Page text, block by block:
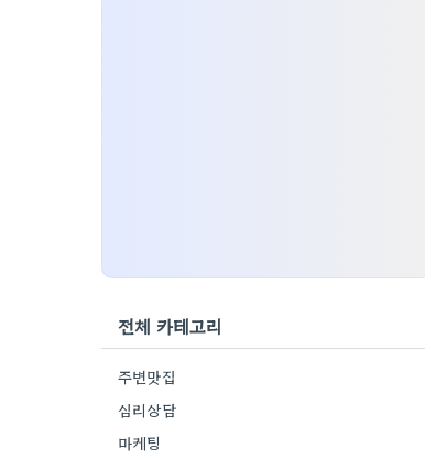
전체 카테고리
주변맛집
심리상담
마케팅